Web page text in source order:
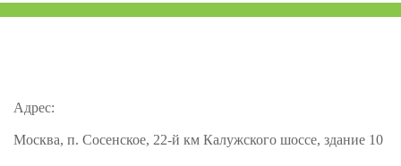
Адрес:
Москва, п. Сосенское, 22-й км Калужского шоссе, здание 10